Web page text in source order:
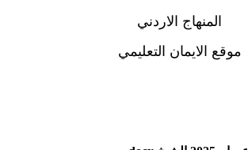
المنهاج الاردني
موقع الايمان التعليمي